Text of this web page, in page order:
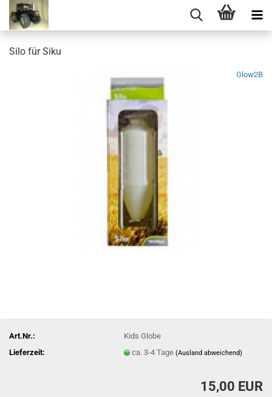
Silo für Siku
Glow2B
Art.Nr.:
Kids Globe
Lieferzeit:
ca. 3-4 Tage(Ausland abweichend)
15,00 EUR